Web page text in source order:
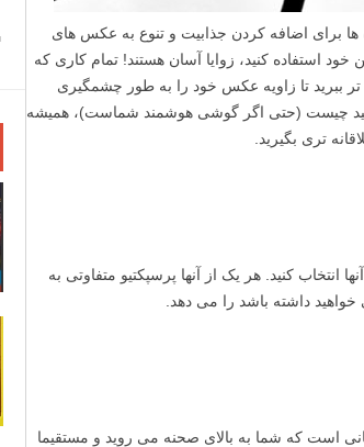
ها برای اضافه کردن جذابیت و تنوع به عکس های
استفاده کنید، زوایا آسان هستند! تمام کاری که
تر ببرید تا زاویه عکس خود را به طور چشمگیری
کنید چیست (حتی اگر گوشی هوشمند شماست)، همیشه
تری بگیرید.
انتخاب کنید. هر یک از آنها پرسپکتیو متفاوتی به
داشته باشد را می دهد.
است که شما به بالای صحنه می روید و مستقیما